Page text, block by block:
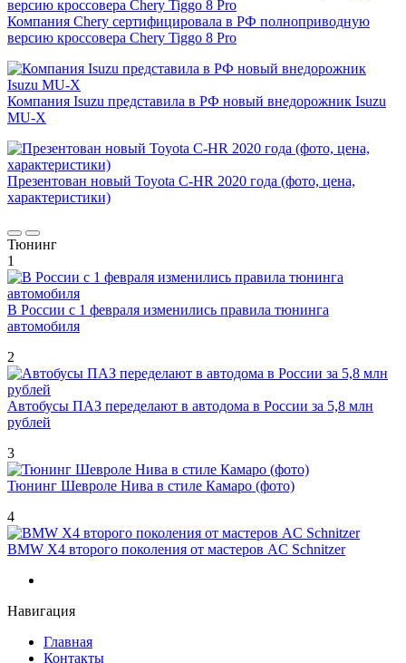
Компания Chery сертифицировала в РФ полноприводную
версию кроссовера Chery Tiggo 8 Pro
Компания Isuzu представила в РФ новый внедорожник Isuzu
MU-X
Презентован новый Toyota C-HR 2020 года (фото, цена,
характеристики)
Тюнинг
1
В России с 1 февраля изменились правила тюнинга
автомобиля
2
Автобусы ПАЗ переделают в автодома в России за 5,8 млн
рублей
3
Тюнинг Шевроле Нива в стиле Камаро (фото)
4
BMW X4 второго поколения от мастеров AC Schnitzer
Навигация
Главная
Контакты